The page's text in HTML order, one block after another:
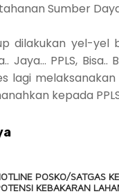
Sumber
dilakukan yel-yel
Jaya… PPLS, Bisa..
lagi
kepada
POSKO/SATGAS
KEBAKARAN